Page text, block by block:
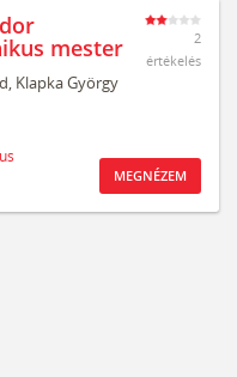
mester
Klapka György
2
értékelés
MEGNÉZEM